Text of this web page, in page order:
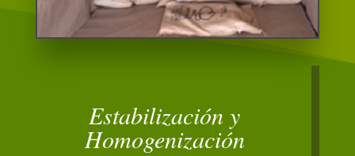
Estabilización y
Homogenización